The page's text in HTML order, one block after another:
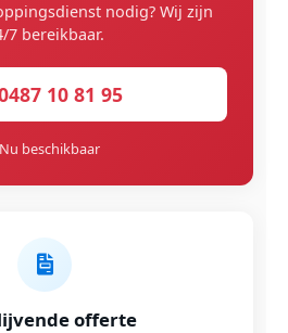
nodig? Wij zijn
7 bereikbaar.
10 81 95
beschikbaar
offerte